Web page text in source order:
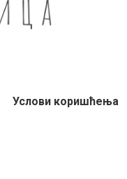
Услови коришћења